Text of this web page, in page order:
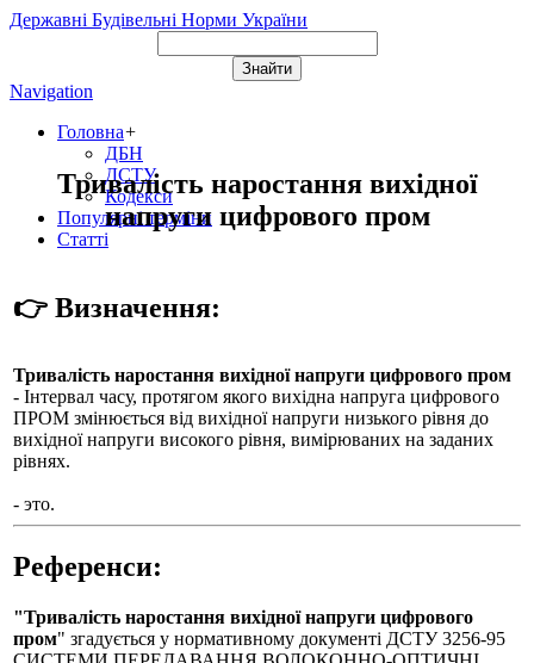
Державні Будівельні Норми України
Navigation
Головна+
ДБН
ДСТУ
Кодекси
Популярні терміни
Статті
Тривалість наростання вихідної
напруги цифрового пром
👉 Визначення:
Тривалість наростання вихідної напруги цифрового пром
- Інтервал часу, протягом якого вихідна напруга цифрового
ПРОМ змінюється від вихідної напруги низького рівня до
вихідної напруги високого рівня, вимірюваних на заданих
рівнях.
- это.
Референси:
"Тривалість наростання вихідної напруги цифрового
пром" згадується у нормативному документі ДСТУ 3256-95